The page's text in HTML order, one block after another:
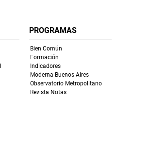
PROGRAMAS
Bien Común
Formación
Indicadores
Moderna Buenos Aires
Observatorio Metropolitano
Revista Notas